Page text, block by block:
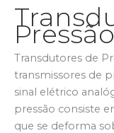
Pressão
Transdutores de
transmissores de
sinal elétrico
pressão consiste
que se deforma